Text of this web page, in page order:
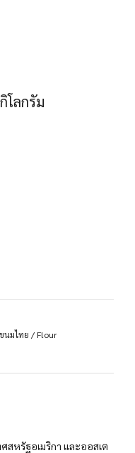
โลกรัม
นมไทย / Flour
หรัฐอเมริกา และออสเต